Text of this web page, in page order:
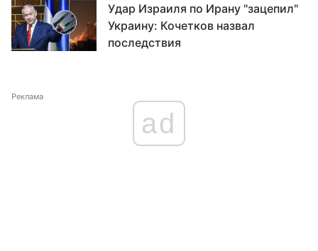
Удар Израиля по Ирану "зацепил"
Украину: Кочетков назвал
последствия
Реклама
ad